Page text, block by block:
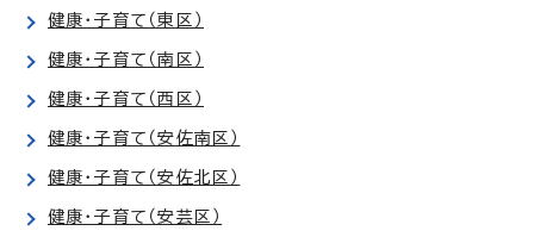
健康・子育て（東区）
健康・子育て（南区）
健康・子育て（西区）
健康・子育て（安佐南区）
健康・子育て（安佐北区）
健康・子育て（安芸区）